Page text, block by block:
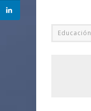
Educación